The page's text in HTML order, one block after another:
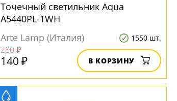
Точечный светильник Aqua
A5440PL-1WH
Arte Lamp (Италия)
1550 шт.
280 ₽
140 ₽ В КОРЗИНУ